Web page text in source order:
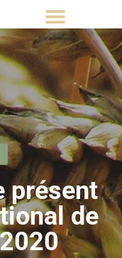
présent
de